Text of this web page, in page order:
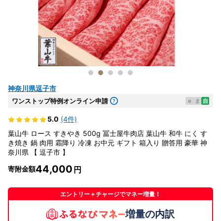
神奈川県逗子市
ワンストップ特例オンライン申請 e ま 自
5.0 (4件)
葉山牛 ロース すきやき 500g 冨士屋牛肉店 葉山牛 和牛 にく す
き焼き 鍋 肉用 霜降り 冷凍 お中元 ギフト 箱入り 贈答用 豪華 神
奈川県 【 逗子市 】
寄附金額44,000
エントリー＋チャージでマネー増量！
増量の内訳